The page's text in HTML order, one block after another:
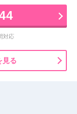
対応
見る